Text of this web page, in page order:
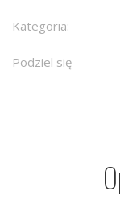
Kategoria:
Podziel się